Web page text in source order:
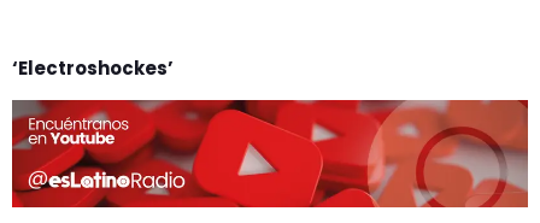
‘Electroshockes’